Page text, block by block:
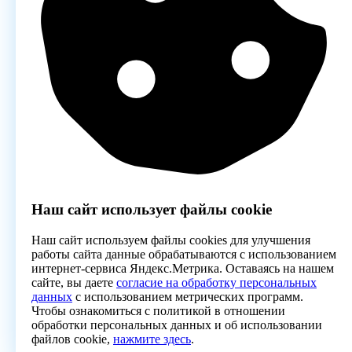
Наш сайт использует файлы cookie
Наш сайт используем файлы cookies для улучшения
работы сайта данные обрабатываются с использованием
интернет-сервиса Яндекс.Метрика. Оставаясь на нашем
сайте, вы даете согласие на обработку персональных
данных с использованием метрических программ.
Чтобы ознакомиться с политикой в отношении
обработки персональных данных и об использовании
файлов cookie, нажмите здесь.